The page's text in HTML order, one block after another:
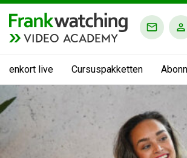
VIDEO ACADEMY
live Cursuspakketten